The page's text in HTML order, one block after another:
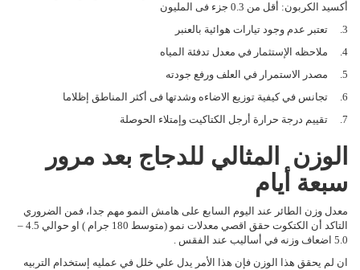
أكسيد الكربون: أقل من 0.3 جزء فى المليون
3. تعتبر عدم وجود تيارات هوائية بالعنبر
4. ملاحظه الإستثمار في معدل تدفئة المياه
5. مصدر الاستمرار في العلف ورفع جودته
6. تجانس في كيفية توزيع الاضاءه وشدتها فى أكثر المناطق إظلاما
7. تقييم درجة حرارة أرجل الكتاكيت وإمتلاء الحوصلة
الوزن المثالي للدجاج بعد مرور
سبعة أيام
معدل وزن الطائر عند اليوم السابع على هامش النمو مهم جدا، فمن الضروري
التاكد أن الكتكوت حقق اقصي معدلات نمو (متوسط 180 جرام ) او حوالي 4.5 –
5.0 اضعاف وزنه في أساليب عند الفقس .
ان لم يحقق هذا الوزن فإن هذا الأمر يدل علي خلل في عمليه إستخدام التربيه